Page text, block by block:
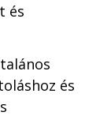
és
és